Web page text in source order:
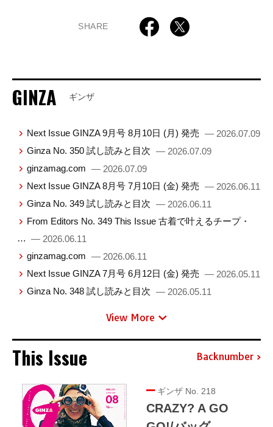
SHARE
GINZA ギンザ
Next Issue GINZA 9月号 8月10日 (月) 発売 — 2026.07.09
Ginza No. 350 試し読みと目次 — 2026.07.09
ginzamag.com — 2026.07.09
Next Issue GINZA 8月号 7月10日 (金) 発売 — 2026.06.11
Ginza No. 349 試し読みと目次 — 2026.06.11
From Editors No. 349 This Issue 古着で叶えるチープ・
… — 2026.06.11
ginzamag.com — 2026.06.11
Next Issue GINZA 7月号 6月12日 (金) 発売 — 2026.05.11
Ginza No. 348 試し読みと目次 — 2026.05.11
View More
This Issue Backnumber
ギンザ No. 218
CRAZY? A GO